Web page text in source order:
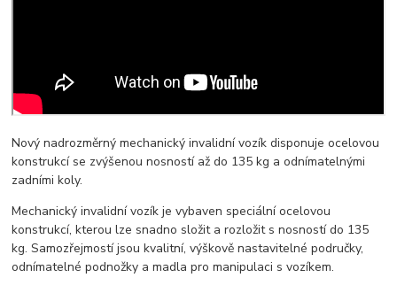
Nový nadrozměrný mechanický invalidní vozík disponuje ocelovou
konstrukcí se zvýšenou nosností až do 135 kg a odnímatelnými
zadními koly.
Mechanický invalidní vozík je vybaven speciální ocelovou
konstrukcí, kterou lze snadno složit a rozložit s nosností do 135
kg. Samozřejmostí jsou kvalitní, výškově nastavitelné područky,
odnímatelné podnožky a madla pro manipulaci s vozíkem.